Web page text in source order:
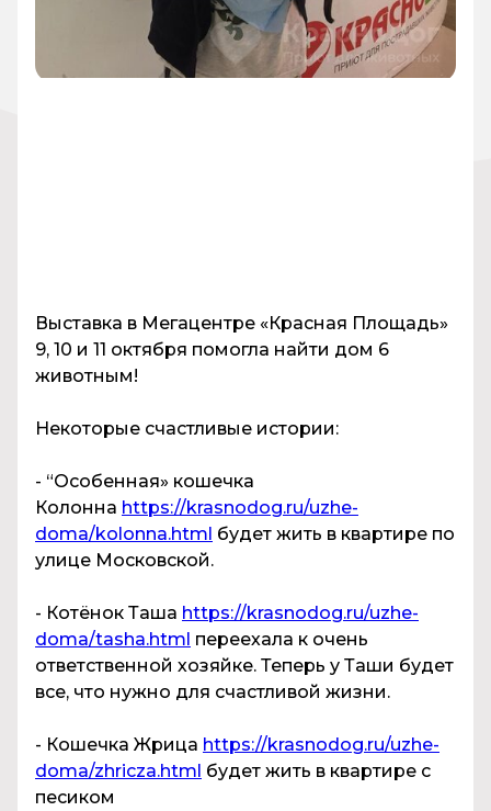
Выставка в Мегацентре «Красная Площадь»
9, 10 и 11 октября помогла найти дом 6
животным!
Некоторые счастливые истории:
- “Особенная» кошечка
Колонна https://krasnodog.ru/uzhe-
doma/kolonna.html будет жить в квартире по
улице Московской.
- Котёнок Таша https://krasnodog.ru/uzhe-
doma/tasha.html переехала к очень
ответственной хозяйке. Теперь у Таши будет
все, что нужно для счастливой жизни.
- Кошечка Жрица https://krasnodog.ru/uzhe-
doma/zhricza.html будет жить в квартире с
песиком